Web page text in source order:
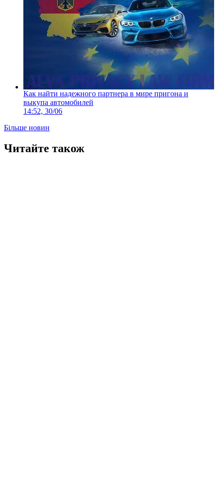
Как найти надежного партнера в мире пригона и
выкупа автомобилей
14:52, 30/06
Більше новин
Читайте також